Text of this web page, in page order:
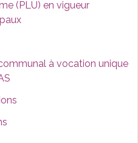
(PLU) en vigueur
à vocation unique